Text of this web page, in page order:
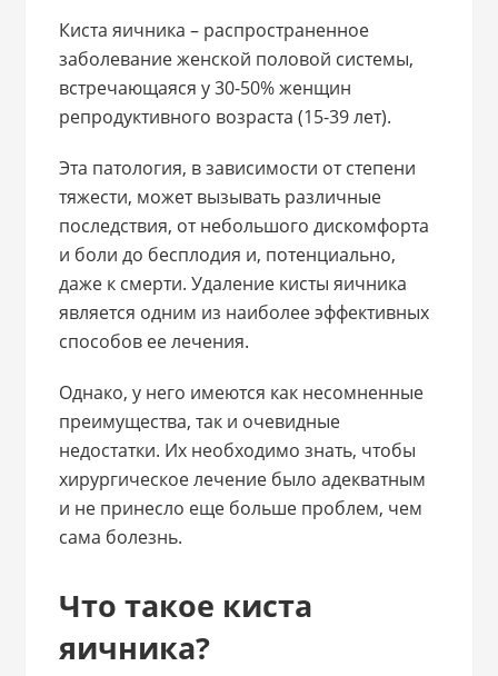
Киста яичника – распространенное
заболевание женской половой системы,
встречающаяся у 30-50% женщин
репродуктивного возраста (15-39 лет).
Эта патология, в зависимости от степени
тяжести, может вызывать различные
последствия, от небольшого дискомфорта
и боли до бесплодия и, потенциально,
даже к смерти. Удаление кисты яичника
является одним из наиболее эффективных
способов ее лечения.
Однако, у него имеются как несомненные
преимущества, так и очевидные
недостатки. Их необходимо знать, чтобы
хирургическое лечение было адекватным
и не принесло еще больше проблем, чем
сама болезнь.
Что такое киста
яичника?